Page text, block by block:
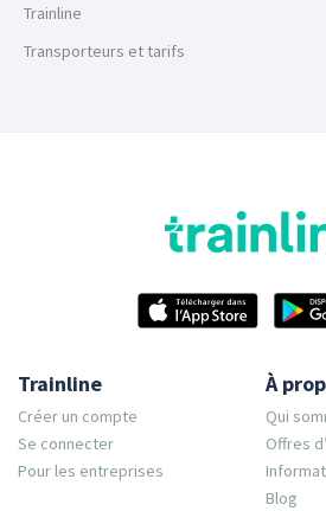
Trainline
Transporteurs et tarifs
Trainline
Créer un compte
Se connecter
Pour les entreprises
À
Qui
Offres
Blog